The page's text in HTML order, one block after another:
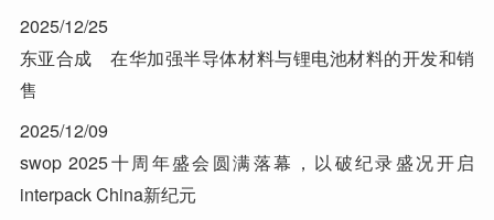
2025/12/25
东亚合成 在华加强半导体材料与锂电池材料的开发和销
售
2025/12/09
swop 2025十周年盛会圆满落幕，以破纪录盛况开启
interpack China新纪元